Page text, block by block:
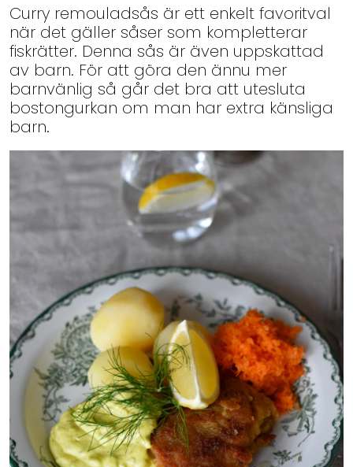
of
50
seconds
Curry remouladsås är ett enkelt favoritval
när det gäller såser som kompletterar
fiskrätter. Denna sås är även uppskattad
av barn. För att göra den ännu mer
barnvänlig så går det bra att utesluta
bostongurkan om man har extra känsliga
barn.